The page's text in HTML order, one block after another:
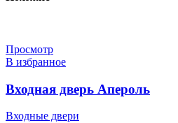
Просмотр
В избранное
Входная дверь Апероль
Входные двери